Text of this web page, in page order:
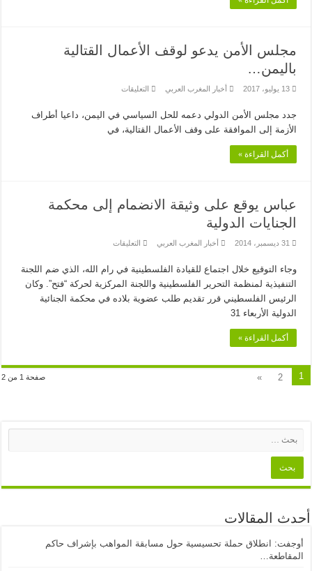
مجلس الأمن يدعو لوقف الأعمال القتالية
باليمن…
13 يوليو، 2017 أخبار المغرب العربي التعليقات
يدعو
الأعمال
جدد مجلس الأمن الدولي دعمه للحل السياسي في اليمن، داعيا أطراف
الأزمة إلى الموافقة على وقف الأعمال القتالية، في
أكمل القراءة »
عباس يوقع على وثيقة الانضمام إلى محكمة
الجنايات الدولية
31 ديسمبر، 2014 أخبار المغرب العربي التعليقات
على
وثيقة
الانضمام
إلى
محكمة
وجاء التوقيع خلال اجتماع للقيادة الفلسطينية في رام الله، الذي ضم اللجنة
التنفيذية لمنظمة التحرير الفلسطينية واللجنة المركزية لحركة “فتح”. وكان
الرئيس الفلسطيني قرر تقديم طلب عضوية بلاده في محكمة الجنائية
الدولية الأربعاء 31
أكمل القراءة »
صفحة 1 من 2 1
2
»
أحدث المقالات
أوجفت: انطلاق حملة تحسيسية حول مسابقة المواهب بإشراف حاكم
المقاطعة…